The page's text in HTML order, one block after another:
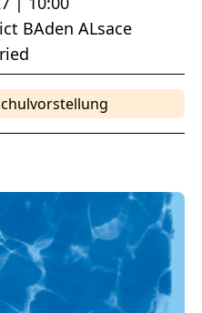
BAden ALsace